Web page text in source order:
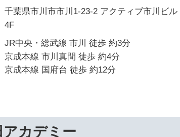
千葉県市川市市川1-23-2 アクティブ市川ビル
4F
JR中央・総武線 市川 徒歩 約3分
京成本線 市川真間 徒歩 約4分
京成本線 国府台 徒歩 約12分
アカデミー